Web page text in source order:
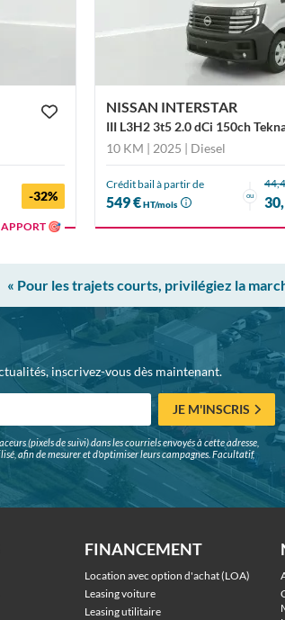
-32%
APPORT 🎯
NISSAN INTERSTAR
III L3H2 3t5 2.0 dCi 150ch
10 KM | 2025 | Diesel
Crédit bail à partir de
549 €HT/mois
ou
« Pour les trajets courts, privilégiez la
inscrivez-vous dès maintenant.
JE M'INSCRIS
(pixels de suivi) dans les courriels envoyés à cette adresse,
afin de mesurer et d'optimiser leurs campagnes. Facultatif,
FINANCEMENT
Location avec option d'achat (LOA)
Leasing voiture
Leasing utilitaire